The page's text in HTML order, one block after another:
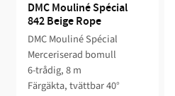
DMC Mouliné Spécial
842 Beige Rope
DMC Mouliné Spécial
Merceriserad bomull
6-trådig, 8 m
Färgäkta, tvättbar 40°